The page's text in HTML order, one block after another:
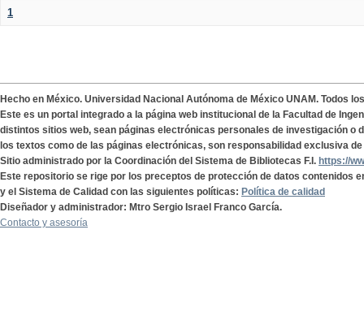
1
Hecho en México. Universidad Nacional Autónoma de México UNAM. Todos
Este es un portal integrado a la página web institucional de la Facultad de
distintos sitios web, sean páginas electrónicas personales de investigación o
los textos como de las páginas electrónicas, son responsabilidad exclusiva
Sitio administrado por la Coordinación del Sistema de Bibliotecas F.I. https://
Este repositorio se rige por los preceptos de protección de datos contenidos
y el Sistema de Calidad con las siguientes políticas: Política de calidad
Diseñador y administrador: Mtro Sergio Israel Franco García.
Contacto y asesoría